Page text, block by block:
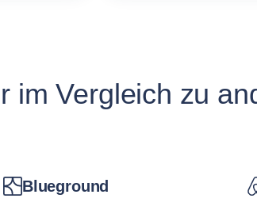
im Vergleich zu
Blueground